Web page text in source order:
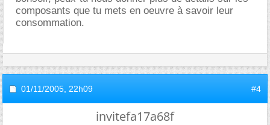
composants que tu mets en oeuvre à savoir leur
consommation.
01/11/2005, 22h09 #4
invitefa17a68f